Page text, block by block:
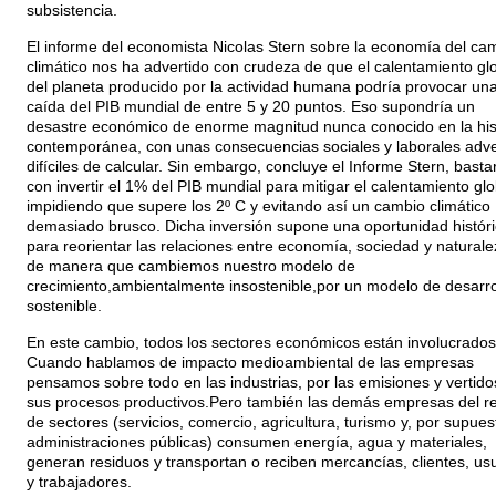
subsistencia.
El informe del economista Nicolas Stern sobre la economía del
climático nos ha advertido con crudeza de que el calentamiento
del planeta producido por la actividad humana podría provocar
caída del PIB mundial de entre 5 y 20 puntos. Eso supondría un
desastre económico de enorme magnitud nunca conocido en la
contemporánea, con unas consecuencias sociales y laborales
difíciles de calcular. Sin embargo, concluye el Informe Stern,
con invertir el 1% del PIB mundial para mitigar el calentamiento
impidiendo que supere los 2º C y evitando así un cambio climático
demasiado brusco. Dicha inversión supone una oportunidad
para reorientar las relaciones entre economía, sociedad y
de manera que cambiemos nuestro modelo de
crecimiento,ambientalmente insostenible,por un modelo de
sostenible.
En este cambio, todos los sectores económicos están
Cuando hablamos de impacto medioambiental de las empresas
pensamos sobre todo en las industrias, por las emisiones y
sus procesos productivos.Pero también las demás empresas del
de sectores (servicios, comercio, agricultura, turismo y, por
administraciones públicas) consumen energía, agua y materiales,
generan residuos y transportan o reciben mercancías, clientes,
y trabajadores.